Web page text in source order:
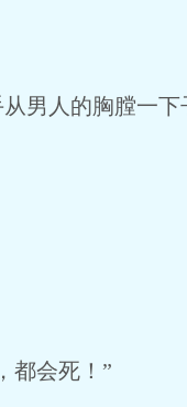
男人的胸膛一
都会死！”